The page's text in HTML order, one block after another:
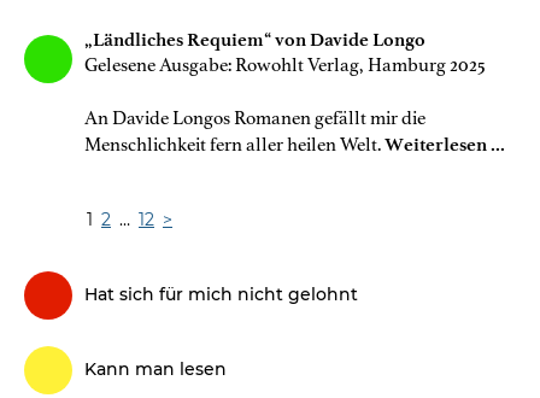
„Ländliches Requiem“ von Davide Longo
Gelesene Ausgabe: Rowohlt Verlag, Hamburg 2025
An Davide Longos Romanen gefällt mir die
Menschlichkeit fern aller heilen Welt.Weiterlesen ...
Bitte
weiterblättern
1 2 … 12 >
Hat sich für mich nicht gelohnt
Kann man lesen